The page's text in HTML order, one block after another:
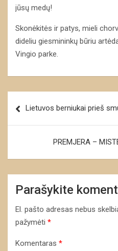
jūsų medų!
Skonėkitės ir patys, mieli
dideliu giesmininkų būriu
Vingio parke.
tarpLietuvos berniukai prieš
PREMJERA –
Parašykite
El. pašto adresas nebus
pažymėti *
Komentaras *